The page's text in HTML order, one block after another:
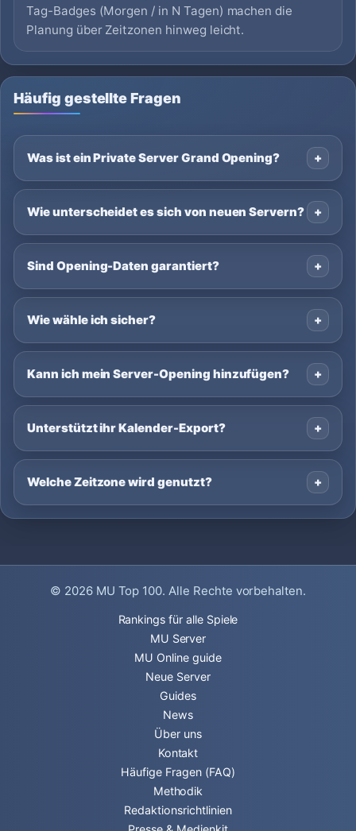
Tag-Badges (Morgen / in N Tagen) machen die
Planung über Zeitzonen hinweg leicht.
Häufig gestellte Fragen
Was ist ein Private Server Grand Opening?
Wie unterscheidet es sich von neuen Servern?
Sind Opening-Daten garantiert?
Wie wähle ich sicher?
Kann ich mein Server-Opening hinzufügen?
Unterstützt ihr Kalender-Export?
Welche Zeitzone wird genutzt?
© 2026 MU Top 100. Alle Rechte vorbehalten.
Rankings für alle Spiele
MU Server
MU Online guide
Neue Server
Guides
News
Über uns
Kontakt
Häufige Fragen (FAQ)
Methodik
Redaktionsrichtlinien